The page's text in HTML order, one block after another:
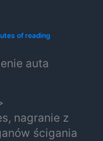
of reading
nagranie z
ścigania